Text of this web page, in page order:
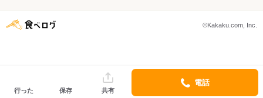
©Kakaku.com, Inc.
行った 保存 共有
電話